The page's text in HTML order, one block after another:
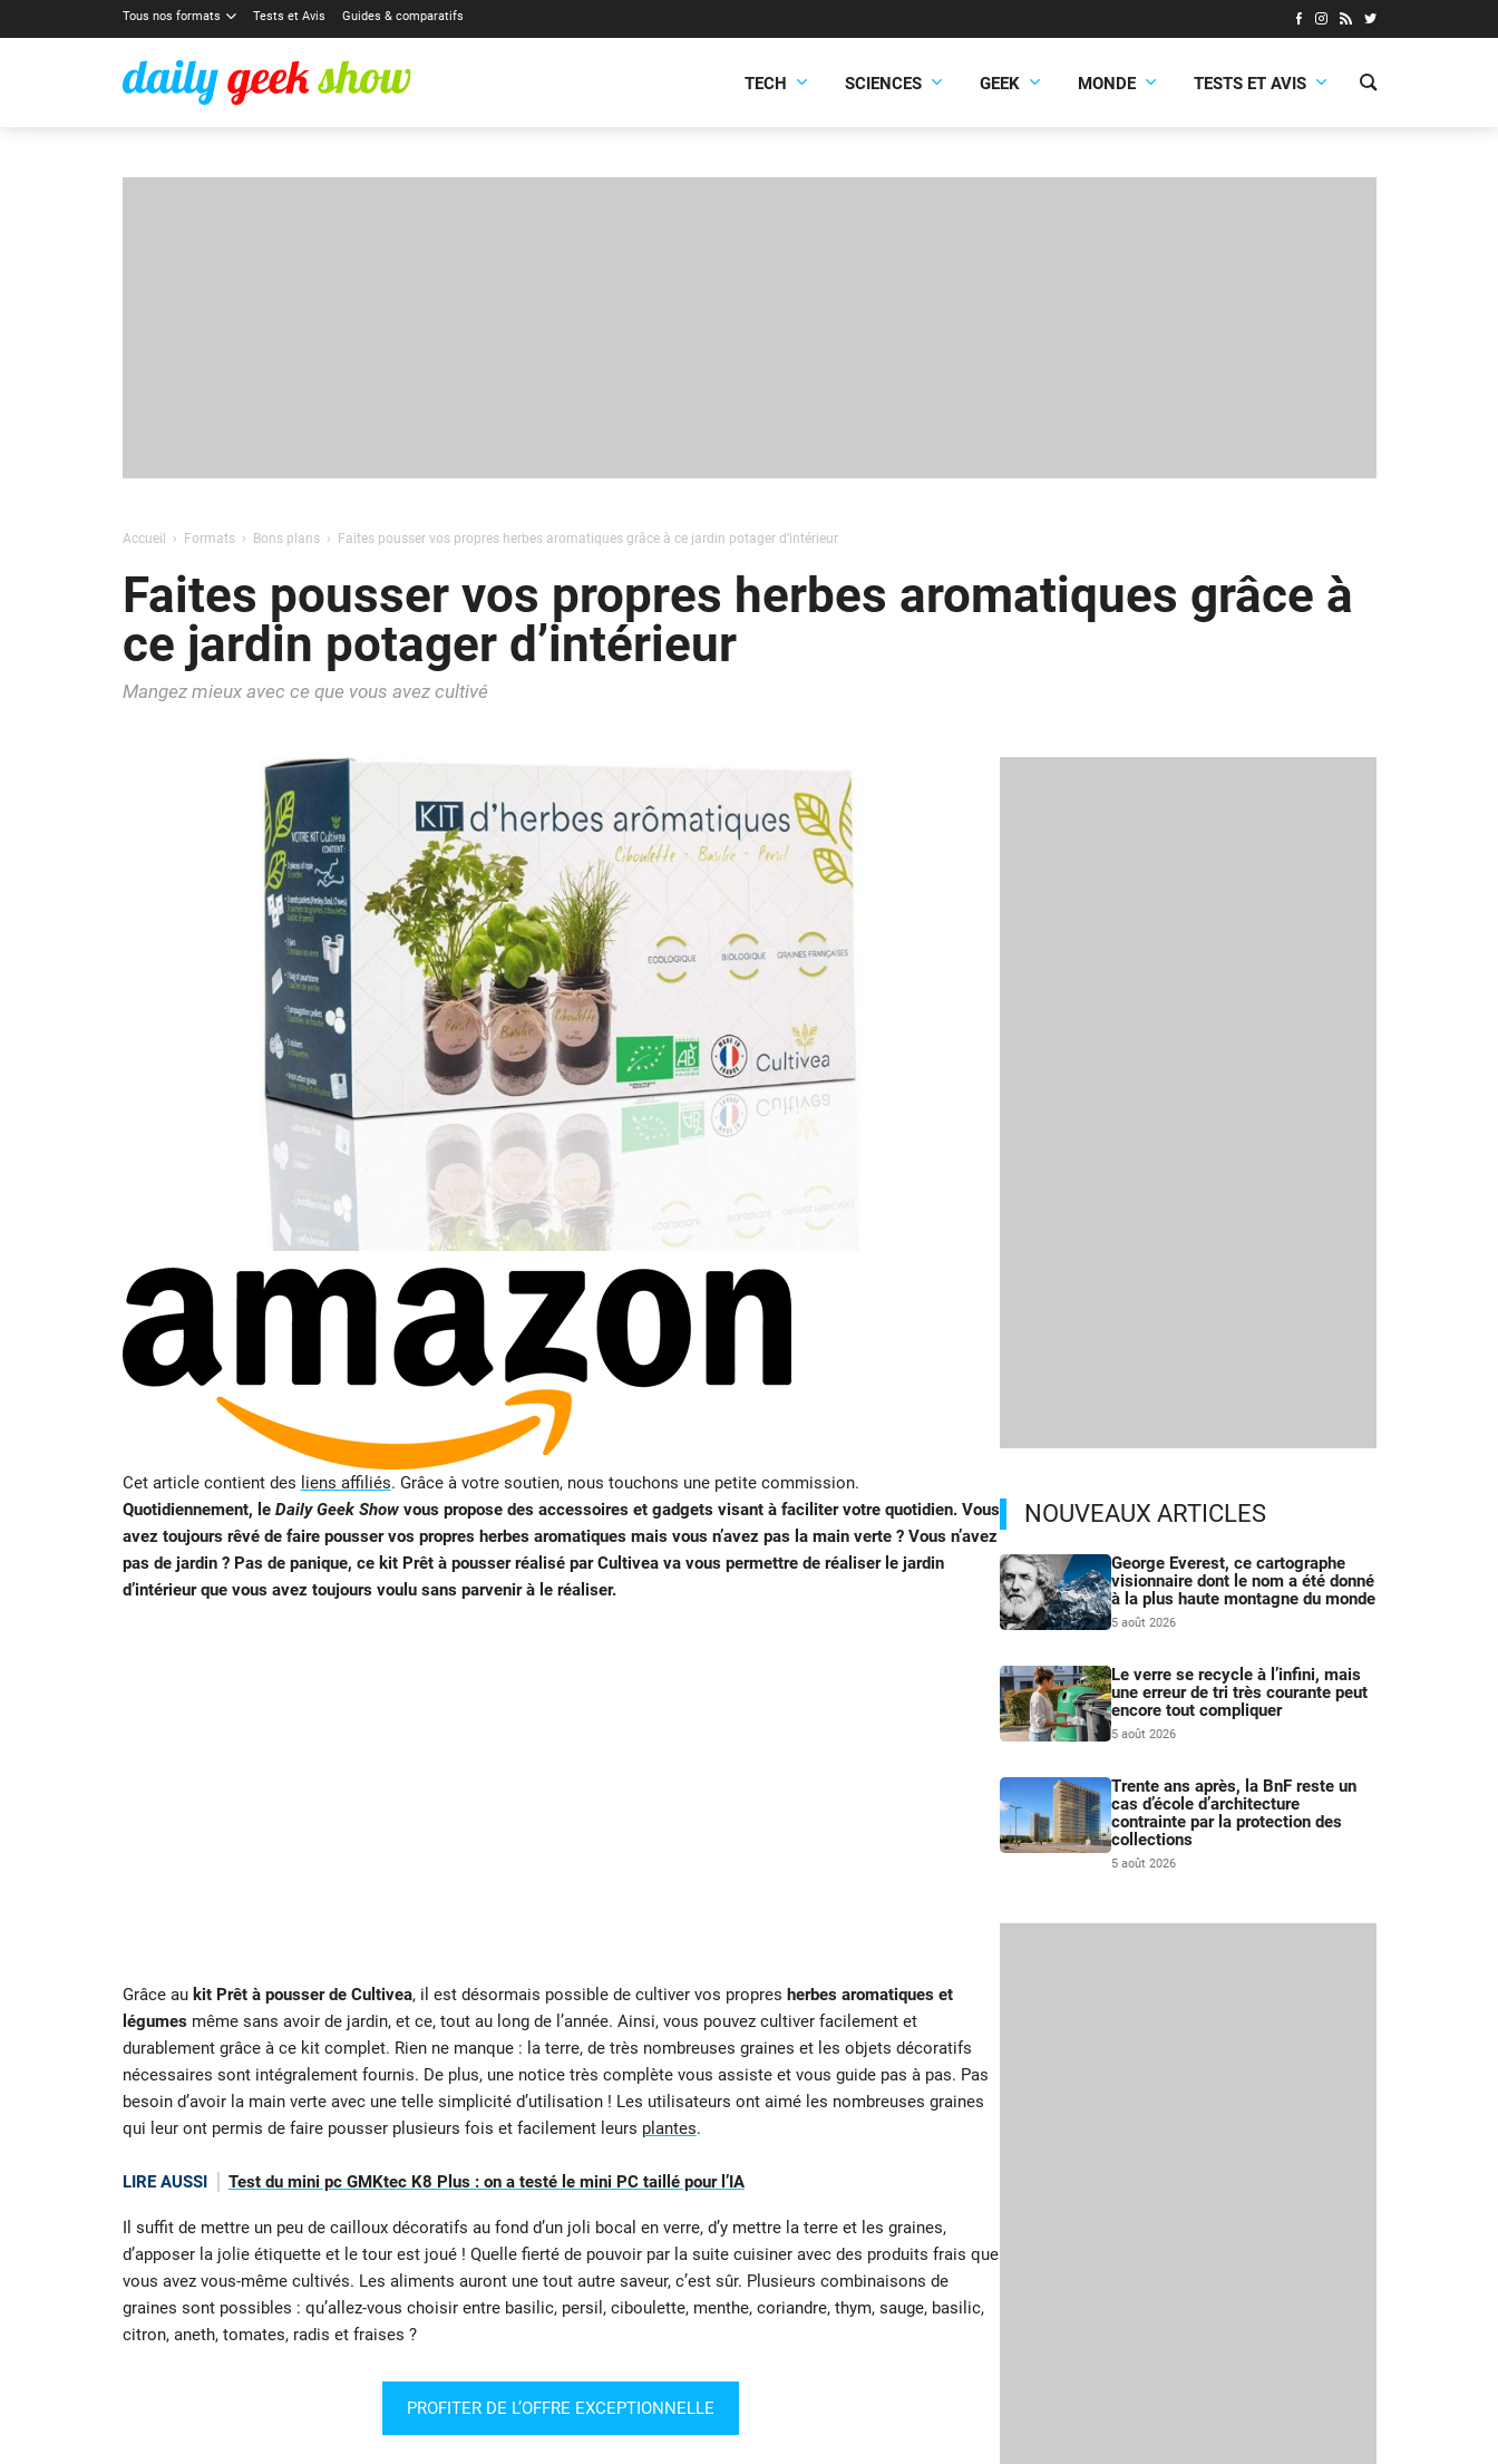
Tous nos formats Tests et Avis Guides & comparatifs
TECH SCIENCES GEEK MONDE TESTS ET AVIS
Accueil Formats Bons plans Faites pousser vos propres herbes aromatiques grâce à ce jardin potager d’intérieur
Faites pousser vos propres herbes aromatiques grâce à
ce jardin potager d’intérieur
Mangez mieux avec ce que vous avez cultivé
Cet article contient des liens affiliés. Grâce à votre soutien, nous touchons une petite commission.
Quotidiennement, le Daily Geek Showvous propose des accessoires et gadgets visant à faciliter votre quotidien. Vous
avez toujours rêvé de faire pousser vos propres herbes aromatiques mais vous n’avez pas la main verte ? Vous n’avez
pas de jardin ? Pas de panique, ce kit Prêt à pousser réalisé par Cultivea va vous permettre de réaliser le jardin
d’intérieur que vous avez toujours voulu sans parvenir à le réaliser.
Grâce au kit Prêt à pousser de Cultivea, il est désormais possible de cultiver vos propres herbes aromatiques et
légumesmême sans avoir de jardin, et ce, tout au long de l’année. Ainsi, vous pouvez cultiver facilement et
durablement grâce à ce kit complet. Rien ne manque : la terre, de très nombreuses graines et les objets décoratifs
nécessaires sont intégralement fournis. De plus, une notice très complète vous assiste et vous guide pas à pas. Pas
besoin d’avoir la main verte avec une telle simplicité d’utilisation ! Les utilisateurs ont aimé les nombreuses graines
qui leur ont permis de faire pousser plusieurs fois et facilement leurs plantes.
LIRE AUSSI Test du mini pc GMKtec K8 Plus : on a testé le mini PC taillé pour l’IA
Il suffit de mettre un peu de cailloux décoratifs au fond d’un joli bocal en verre, d’y mettre la terre et les graines,
d’apposer la jolie étiquette et le tour est joué ! Quelle fierté de pouvoir par la suite cuisiner avec des produits frais que
vous avez vous-même cultivés. Les aliments auront une tout autre saveur, c’est sûr. Plusieurs combinaisons de
graines sont possibles : qu’allez-vous choisir entre basilic, persil, ciboulette, menthe, coriandre, thym, sauge, basilic,
citron, aneth, tomates, radis et fraises ?
PROFITER DE L’OFFRE EXCEPTIONNELLE
NOUVEAUX ARTICLES
George Everest, ce cartographe
visionnaire dont le nom a été donné
à la plus haute montagne du monde
5 août 2026
Le verre se recycle à l’infini, mais
une erreur de tri très courante peut
encore tout compliquer
5 août 2026
Trente ans après, la BnF reste un
cas d’école d’architecture
contrainte par la protection des
collections
5 août 2026